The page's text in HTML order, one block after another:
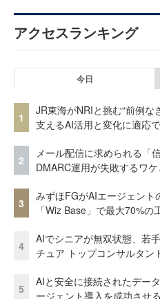
アクセスランキング
今日
1
JR東海がNRIと挑む“前例
支えるAI活用と変化に適応
2
メール配信に求められる「
DMARC運用が失敗するワ
3
みずほFGがAIエージェン
「Wiz Base」で最大70%の
4
AIでシニアが無双状態、若
チュア トップコンサルタン
5
AIと安全に接続されたデー
ージェント導入を成功させ